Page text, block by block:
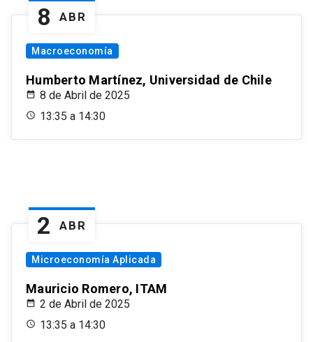
8 ABR
Macroeconomía
Humberto Martínez, Universidad de Chile
8 de Abril de 2025
13:35 a 14:30
2 ABR
Microeconomía Aplicada
Mauricio Romero, ITAM
2 de Abril de 2025
13:35 a 14:30